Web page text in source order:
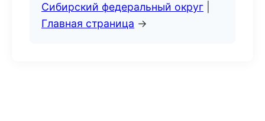
Сибирский федеральный округ
Главная страница →